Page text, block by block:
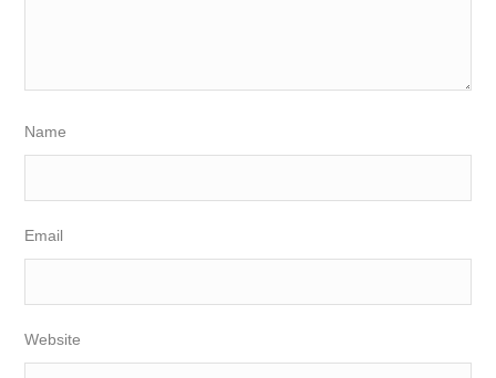
Name
Email
Website